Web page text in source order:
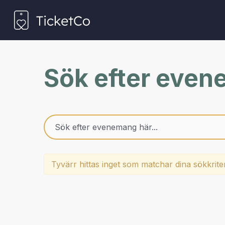
Sök efter
Tyvärr hittas inget som matchar dina